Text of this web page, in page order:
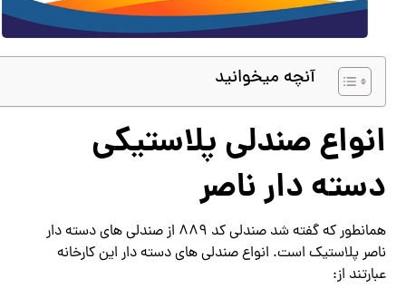
آنچه میخوانید
انواع صندلی پلاستیکی
دسته دار ناصر
همانطور که گفته شد صندلی کد 889 از صندلی های دسته دار
ناصر پلاستیک است. انواع صندلی های دسته دار این کارخانه
عبارتند از: